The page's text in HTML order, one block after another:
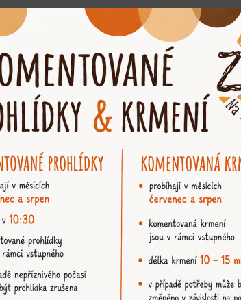
slevu. Pro poskytnutí slevy je třeba,
poskytnuto se slevou.
PRÁVA
a samozřejmě ve Smlouvě. V případě
Objednávky, která bude vždy
stanovených zákonem.
Smlouvy a před předáním Zboží.
takovém případě probíhá platba přes
smluvni-dokumenty.
Celkové ceny a bude zaslána na Vaši
zaplatíte Celkovou cenu a Zboží
v okamžik provedení platby.